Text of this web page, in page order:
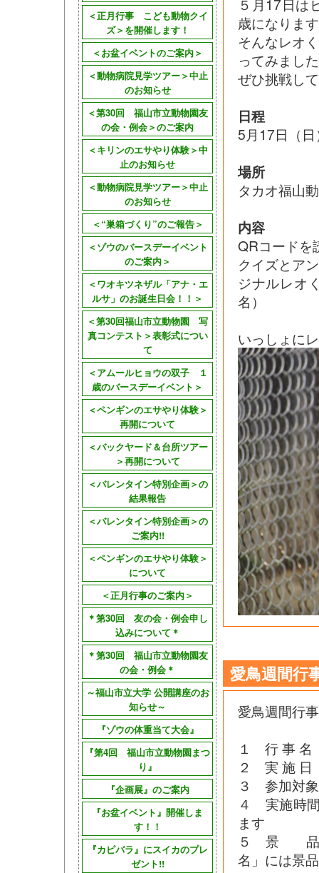
＜正月行事 こども動物クイ
ズ＞を開催します！
＜お盆イベントのご案内＞
＜動物病院見学ツアー＞中止
のお知らせ
＜第30回 福山市立動物園友
の会・例会＞のご案内
＜キリンのエサやり体験＞中
止のお知らせ
＜動物病院見学ツアー＞中止
のお知らせ
＜“巣箱づくり”のご報告＞
＜ゾウのバースデーイベント
のご案内＞
＜ワオキツネザル「アナ・エ
ルサ」のお誕生日会！！＞
＜第30回福山市立動物園 写
真コンテスト＞表彰式につい
て
＜アムールヒョウの双子 １
歳のバースデーイベント＞
＜ペンギンのエサやり体験＞
再開について
＜バックヤード＆台所ツアー
＞再開について
＜バレンタイン特別企画＞の
結果報告
＜バレンタイン特別企画＞の
ご案内!!
＜ペンギンのエサやり体験＞
について
＜正月行事のご案内＞
＊第30回 友の会・例会申し
込みについて＊
＊第30回 福山市立動物園友
の会・例会＊
～福山市立大学 公開講座のお
知らせ～
『ゾウの体重当て大会』
『第4回 福山市立動物園まつ
り』
『企画展』のご案内
『お盆イベント』開催しま
す！！
『カピバラ』にスイカのプレ
ゼント!!
５月17日は
歳になりま
そんなレオ
ってみまし
ぜひ挑戦し
日程
5月17日（日
場所
タカオ福山
内容
QRコードを
クイズとア
ジナルレオ
名）
いっしょに
愛鳥週間行
愛鳥週間行
１ 行 事
２ 実 施
３ 参加対
４ 実施時
ます
５ 景 品
名」には景